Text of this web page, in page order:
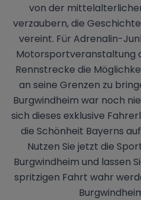
von der
verzaubern, die
vereint. Für Adrenalin-
Motorsportveranstaltung
Rennstrecke die
an seine Grenzen zu
Burgwindheim war noch
sich dieses exklusive
die Schönheit Bayerns
Nutzen Sie jetzt die
Burgwindheim und lassen
spritzigen Fahrt wahr